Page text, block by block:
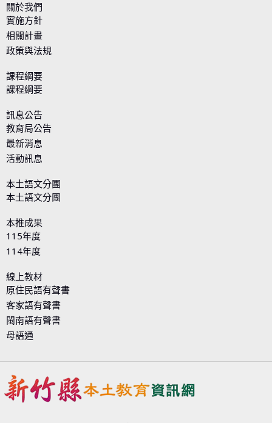
關於我們
實施方針
相關計畫
政策與法規
課程綱要
課程綱要
訊息公告
教育局公告
最新消息
活動訊息
本土語文分團
本土語文分團
本推成果
115年度
114年度
線上教材
原住民語有聲書
客家語有聲書
閩南語有聲書
母語通